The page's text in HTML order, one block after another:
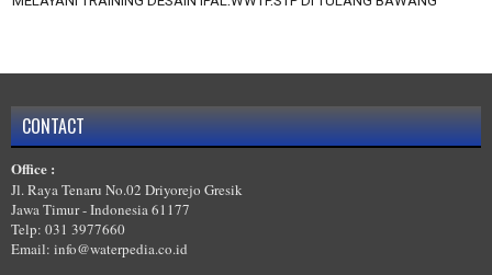
MELAYANI TRAINING DESAIN IPAL,WWTP,STP DI PESISIR BARAT
MELAYANI TRAINING DESAIN IPAL,WWTP,STP DI PESAWARAN
CONTACT
Office :
Jl. Raya Tenaru No.02 Driyorejo Gresik
Jawa Timur - Indonesia 61177
Telp: 031 3977660
Email: info@waterpedia.co.id